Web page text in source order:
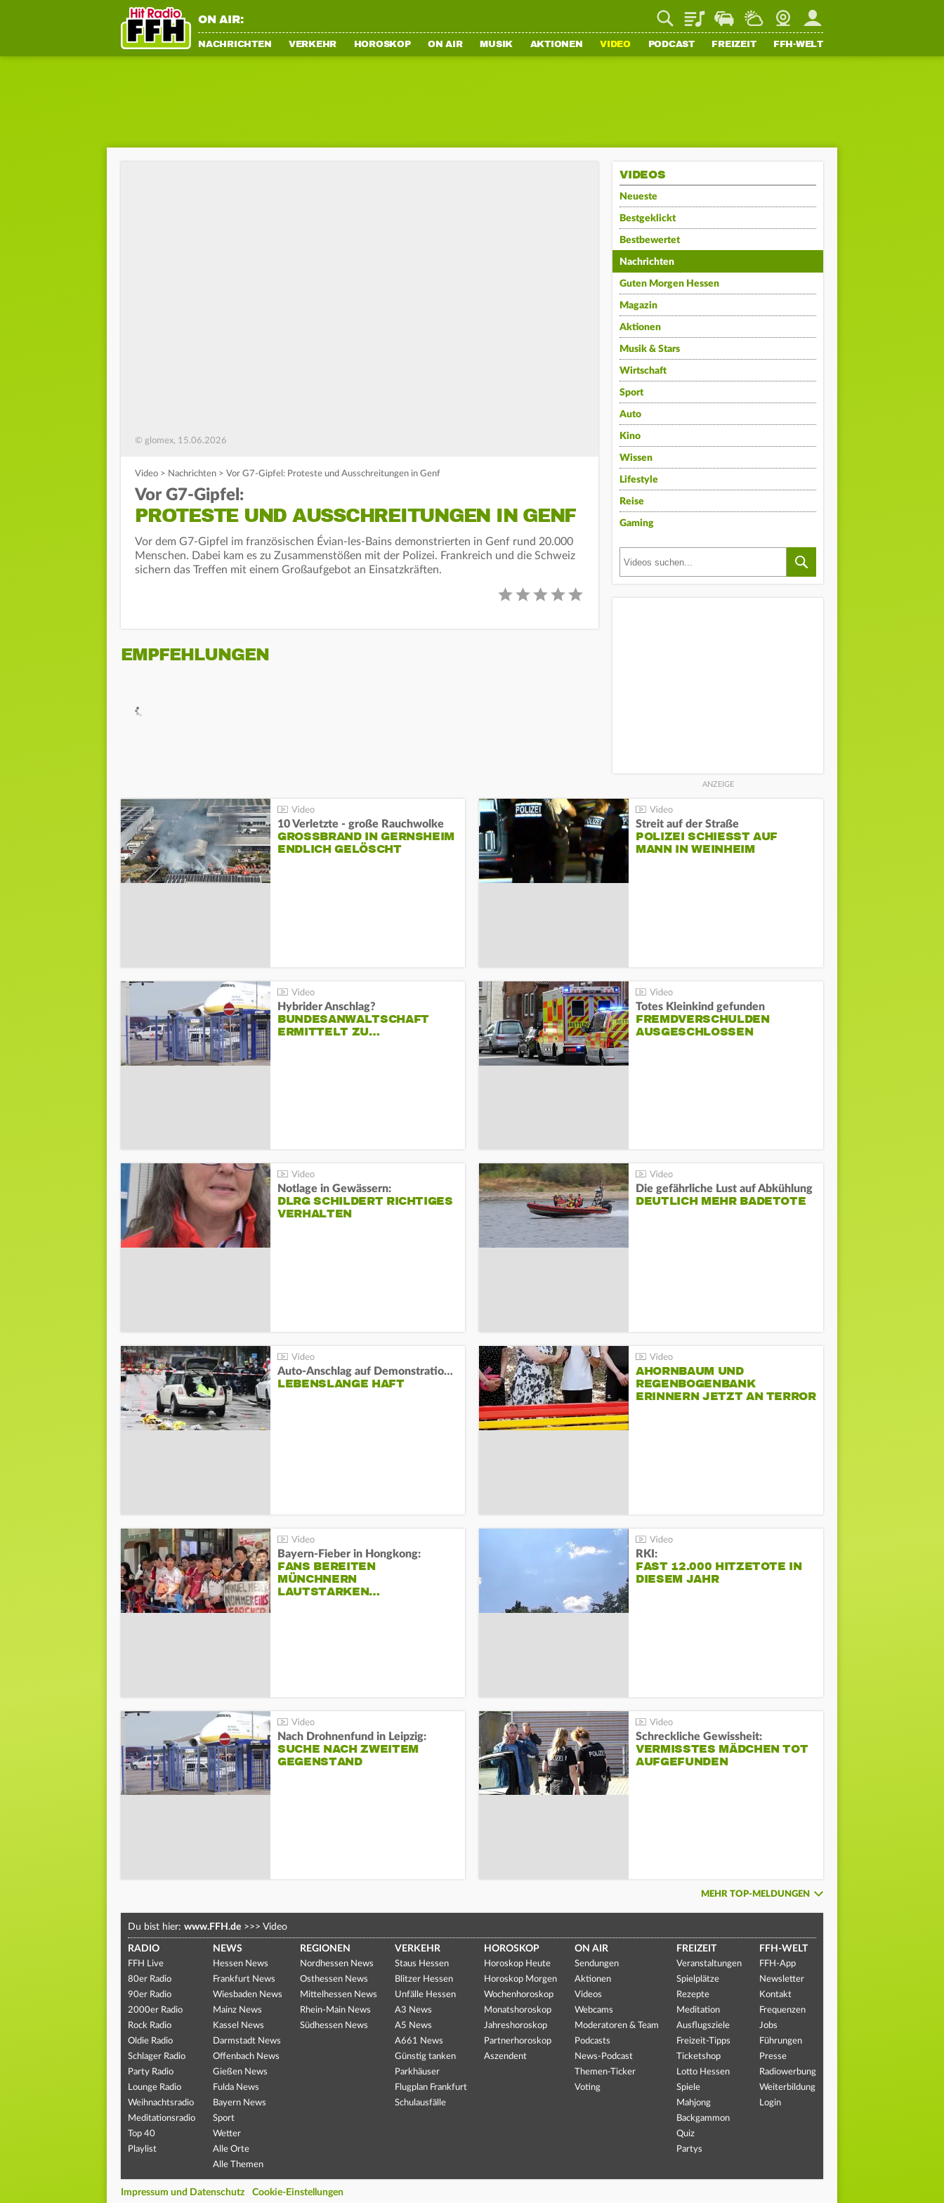
ON AIR: PlaylistStaupilotWetterWebcamMein FFH
NACHRICHTEN VERKEHR HOROSKOP ON AIR MUSIK AKTIONEN VIDEO PODCAST FREIZEIT FFH-WELT
© glomex, 15.06.2026
Video > Nachrichten > Vor G7-Gipfel: Proteste und Ausschreitungen in Genf
Vor G7-Gipfel:
PROTESTE UND AUSSCHREITUNGEN IN GENF
Vor dem G7-Gipfel im französischen Évian-les-Bains demonstrierten in Genf rund 20.000
Menschen. Dabei kam es zu Zusammenstößen mit der Polizei. Frankreich und die Schweiz
sichern das Treffen mit einem Großaufgebot an Einsatzkräften.
EMPFEHLUNGEN
VIDEOS
Neueste
Bestgeklickt
Bestbewertet
Nachrichten
Guten Morgen Hessen
Magazin
Aktionen
Musik & Stars
Wirtschaft
Sport
Auto
Kino
Wissen
Lifestyle
Reise
Gaming
10 Verletzte - große Rauchwolke
GROSSBRAND IN GERNSHEIM E
NDLICH GELÖSCHT
Streit auf der Straße
POLIZEI SCHIESST AUF M
ANN IN WEINHEIM
Hybrider Anschlag?
BUNDESANWALTSCHAFT
ERMITTELT ZU…
Totes Kleinkind gefunden
FREMDVERSCHULDEN
AUSGESCHLOSSEN
Notlage in Gewässern:
DLRG SCHILDERT RICHTIGES
VERHALTEN
Die gefährliche Lust auf Abkühlung
DEUTLICH MEHR BADETOTE
Auto-Anschlag auf Demonstration in München:
LEBENSLANGE HAFT
AHORNBAUM UND
REGENBOGENBANK
ERINNERN JETZT AN TERROR
Bayern-Fieber in Hongkong:
FANS BEREITEN
MÜNCHNERN
LAUTSTARKEN…
RKI:
FAST 12.000 HITZETOTE IN
DIESEM JAHR
Nach Drohnenfund in Leipzig:
SUCHE NACH ZWEITEM
GEGENSTAND
Schreckliche Gewissheit:
VERMISSTES MÄDCHEN TOT
AUFGEFUNDEN
MEHR TOP-MELDUNGEN
Du bist hier: www.FFH.de >>> Video
RADIO
FFH Live
80er Radio
90er Radio
2000er Radio
Rock Radio
Oldie Radio
Schlager Radio
Party Radio
Lounge Radio
Weihnachtsradio
Meditationsradio
Top 40
Playlist
NEWS
Hessen News
Frankfurt News
Wiesbaden News
Mainz News
Kassel News
Darmstadt News
Offenbach News
Gießen News
Fulda News
Bayern News
Sport
Wetter
Alle Orte
Alle Themen
REGIONEN
Nordhessen News
Osthessen News
Mittelhessen News
Rhein-Main News
Südhessen News
VERKEHR
Staus Hessen
Blitzer Hessen
Unfälle Hessen
A3 News
A5 News
A661 News
Günstig tanken
Parkhäuser
Flugplan Frankfurt
Schulausfälle
HOROSKOP
Horoskop Heute
Horoskop Morgen
Wochenhoroskop
Monatshoroskop
Jahreshoroskop
Partnerhoroskop
Aszendent
ON AIR
Sendungen
Aktionen
Videos
Webcams
Moderatoren & Team
Podcasts
News-Podcast
Themen-Ticker
Voting
FREIZEIT
Veranstaltungen
Spielplätze
Rezepte
Meditation
Ausflugsziele
Freizeit-Tipps
Ticketshop
Lotto Hessen
Spiele
Mahjong
Backgammon
Quiz
Partys
FFH-WELT
FFH-App
Newsletter
Kontakt
Frequenzen
Jobs
Führungen
Presse
Radiowerbung
Weiterbildung
Login
Impressum und Datenschutz Cookie-Einstellungen